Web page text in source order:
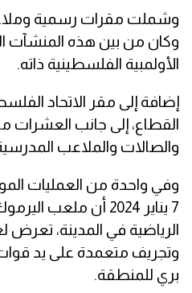
وشملت مقرات رسمية
وكان من بين هذه المنشآت
الأولمبية الفلسطينية ذاته.
إضافة إلى مقر الاتحاد
القطاع، إلى جانب العشرات
والصالات والملاعب
وفي واحدة من العمليات
7 يناير 2024 أن ملعب
الرياضية في المدينة،
وتجريف متعمدة على يد قوات
بري للمنطقة.